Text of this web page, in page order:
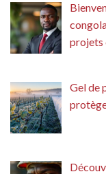
projets
Gel de